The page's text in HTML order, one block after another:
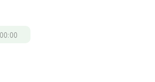
00:00